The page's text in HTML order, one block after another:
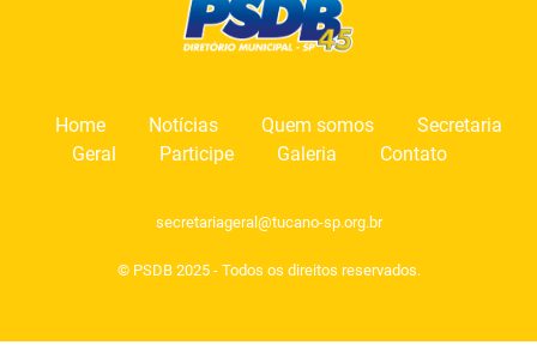
Home Notícias Quem somos
Secretaria
Geral
Participe Galeria Contato
secretariageral@tucano-sp.org.br
© PSDB 2025 - Todos os direitos reservados.